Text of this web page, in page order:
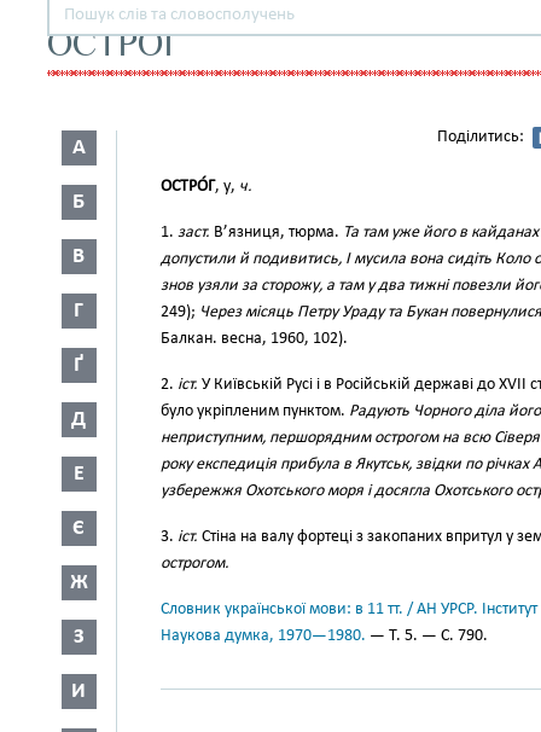
ОСТРОГ
А
Б
В
Г
Ґ
Д
Е
Є
Ж
З
И
Поділитись:
ОСТРО́Г, у, ч.
1. заст. В’язниця, тюрма. Та там уже його в
допустили й подивитись, І мусила вона сидіть Коло
знов узяли за сторожу, а там у два тижні повезли
249); Через місяць Петру Ураду та Букан
Балкан. весна, 1960, 102).
2. іст. У Київській Русі і в Російській державі до
було укріпленим пунктом. Радують Чорного діла
неприступним, першорядним острогом на всю
року експедиція прибула в Якутськ, звідки по
узбережжя Охотського моря і досягла Охотського
3. іст. Стіна на валу фортеці з закопаних впритул у
острогом.
Словник української мови: в 11 тт. / АН УРСР.
Наукова думка, 1970—1980. — Т. 5. — С. 790.